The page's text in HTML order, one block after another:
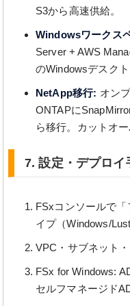
S3から高速供給。
Windowsワークス
Server + AWS
のWindowsデスク
NetApp移行: オン
ONTAPに
ら移行。カットオ
7. 設定・デプロイ
FSxコンソールで
イプ（Windows/
VPC・サブネット
FSx for Windows:
セルフマネージド